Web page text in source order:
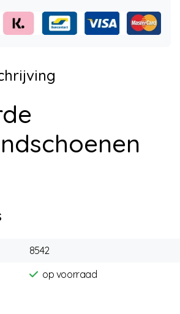
8542
op voorraad